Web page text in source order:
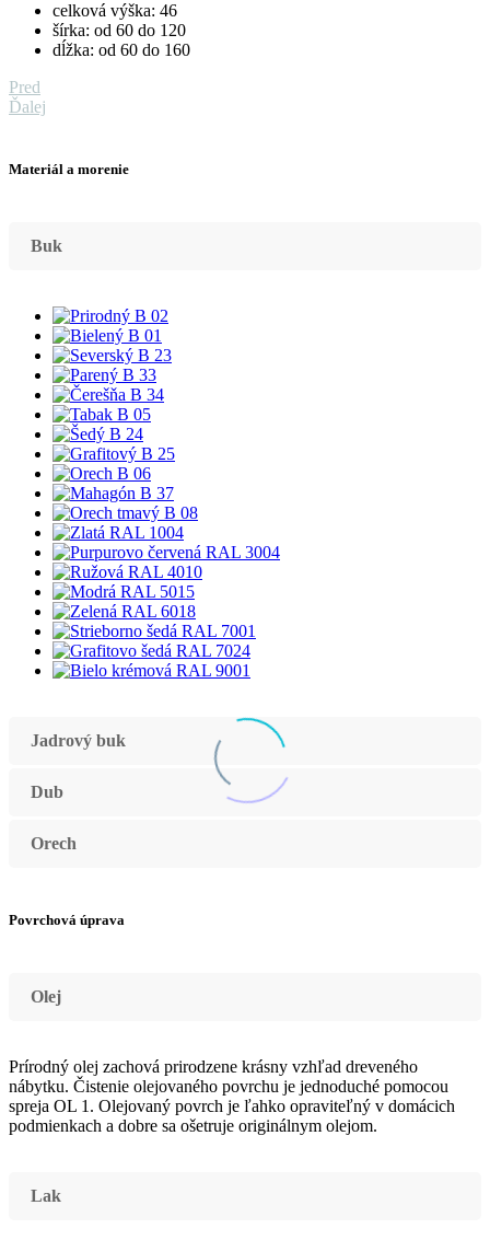
celková výška: 46
šírka: od 60 do 120
dĺžka: od 60 do 160
Pred
Ďalej
Materiál a morenie
Buk
Jadrový buk
Dub
Orech
Povrchová úprava
Olej
Prírodný olej zachová prirodzene krásny vzhľad dreveného
nábytku. Čistenie olejovaného povrchu je jednoduché pomocou
spreja OL 1. Olejovaný povrch je ľahko opraviteľný v domácich
podmienkach a dobre sa ošetruje originálnym olejom.
Lak